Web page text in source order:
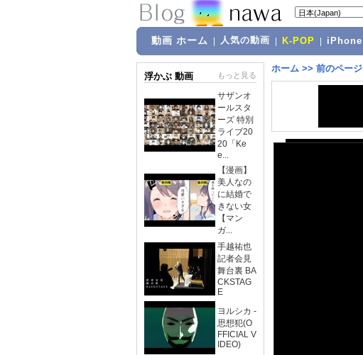
動画 ホーム 人気の動画 K-POP iPhone
浮かぶ 動画 もっと見る
サザンオ
ールスタ
ーズ 特別
ライブ20
20「Ke
e...
【漫画】
美人なの
に結婚で
きない女
【マン
ガ...
手越祐也
記者会見
舞台裏 BA
CKSTAG
E
ヨルシカ -
思想犯(O
FFICIAL V
IDEO)
ホーム >> 前のページ